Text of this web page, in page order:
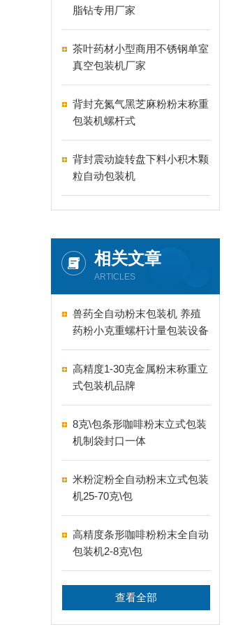
脂钻专用厂家
茶叶药材小型商用不锈钢单室
真空包装机厂家
背封充氮气黑芝麻粉粉末称重
包装机螺杆式
背封震动旋转盘下料小积木颗
粒自动包装机
相关文章
ARTICLES
兽药全自动粉末包装机 养殖
药粉小克重螺杆计量包装设备
高精度1-30克金属粉末称重立
式包装机品牌
8克\包条形咖啡粉末立式包装
机制袋封口一体
米粉淀粉全自动粉末立式包装
机25-70克\包
高精度条形咖啡粉粉末全自动
包装机2-8克\包
查看全部